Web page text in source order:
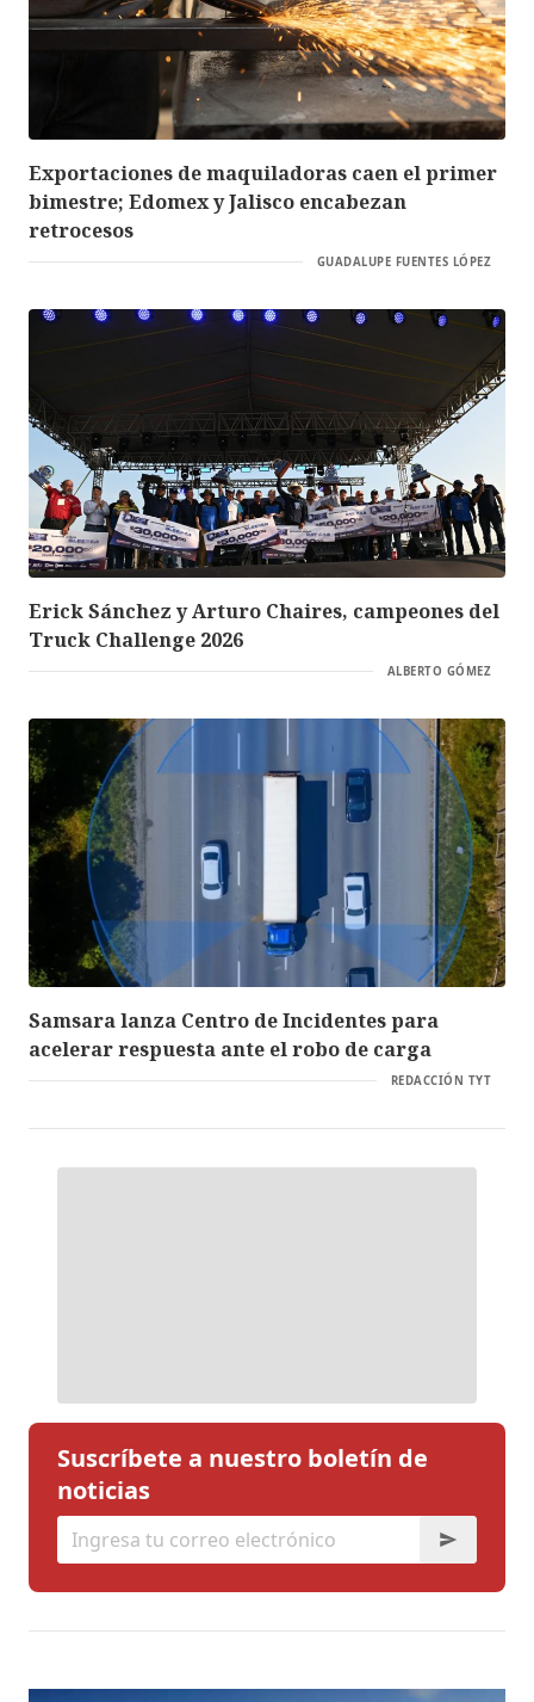
Exportaciones de maquiladoras caen el primer
bimestre; Edomex y Jalisco encabezan
retrocesos
GUADALUPE FUENTES LÓPEZ
Erick Sánchez y Arturo Chaires, campeones del
Truck Challenge 2026
ALBERTO GÓMEZ
Samsara lanza Centro de Incidentes para
acelerar respuesta ante el robo de carga
REDACCIÓN TYT
Suscríbete a nuestro boletín de
noticias